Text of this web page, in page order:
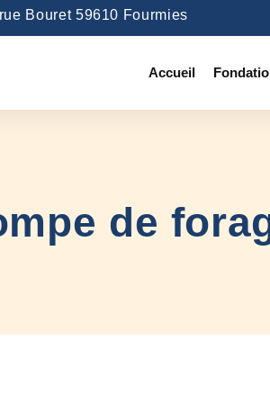
Bouret 59610 Fourmies
Accueil
de